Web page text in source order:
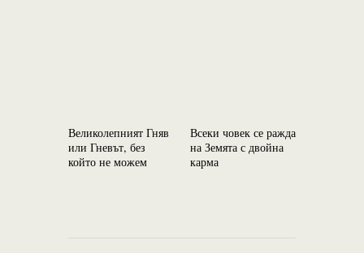
Великолепният Гняв
или Гневът, без
който не можем
Всеки човек се ражда
на Земята с двойна
карма